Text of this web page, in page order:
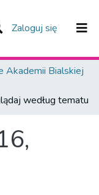
Zaloguj się (current)
Akademii Bialskiej
według tematu